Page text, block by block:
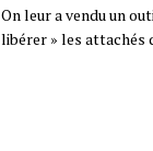
On leur a vendu un
libérer » les attachés